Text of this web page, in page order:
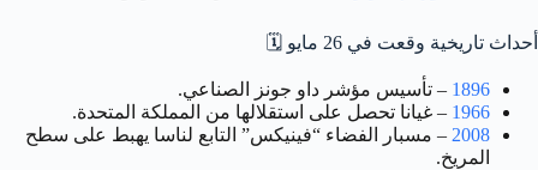
أحداث تاريخية وقعت في 26 مايو 🗓️
1896 – تأسيس مؤشر داو جونز الصناعي.
1966 – غيانا تحصل على استقلالها من المملكة المتحدة.
2008 – مسبار الفضاء “فينيكس” التابع لناسا يهبط على سطح
المريخ.